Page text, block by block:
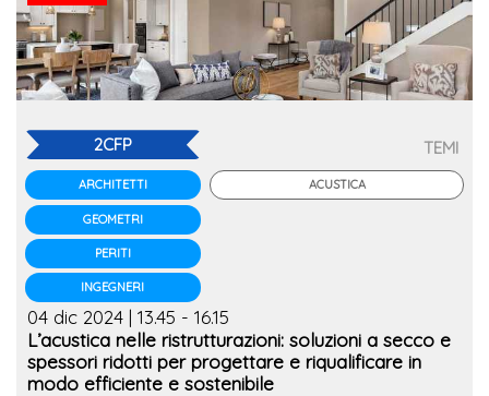
2CFP
ARCHITETTI
GEOMETRI
PERITI
INGEGNERI
TEMI
ACUSTICA
04 dic 2024 | 13.45 - 16.15
L’acustica nelle ristrutturazioni: soluzioni a secco e
spessori ridotti per progettare e riqualificare in
modo efficiente e sostenibile